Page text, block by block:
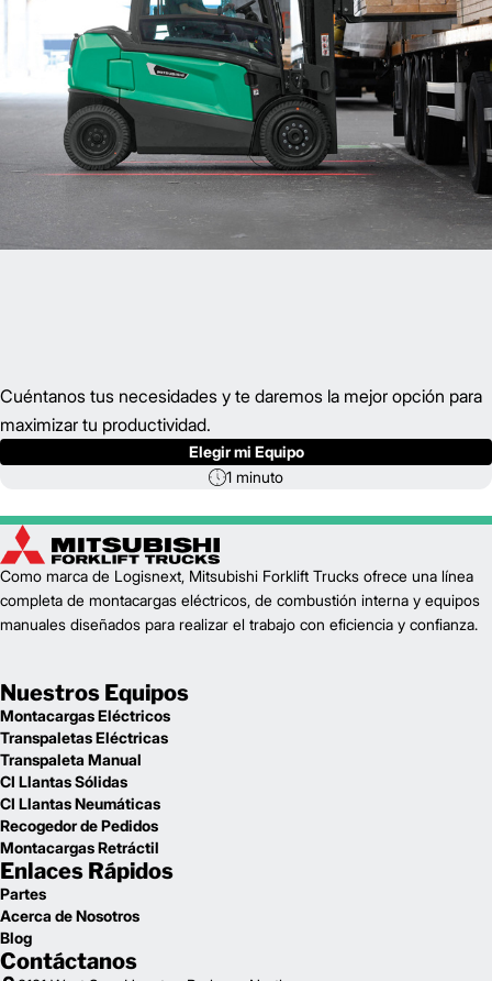
Cuéntanos tus necesidades y te daremos la mejor opción para
maximizar tu productividad.
Elegir mi Equipo
1 minuto
Como marca de Logisnext, Mitsubishi Forklift Trucks ofrece una línea
completa de montacargas eléctricos, de combustión interna y equipos
manuales diseñados para realizar el trabajo con eficiencia y confianza.
Nuestros Equipos
Montacargas Eléctricos
Transpaletas Eléctricas
Transpaleta Manual
CI Llantas Sólidas
CI Llantas Neumáticas
Recogedor de Pedidos
Montacargas Retráctil
Enlaces Rápidos
Partes
Acerca de Nosotros
Blog
Contáctanos